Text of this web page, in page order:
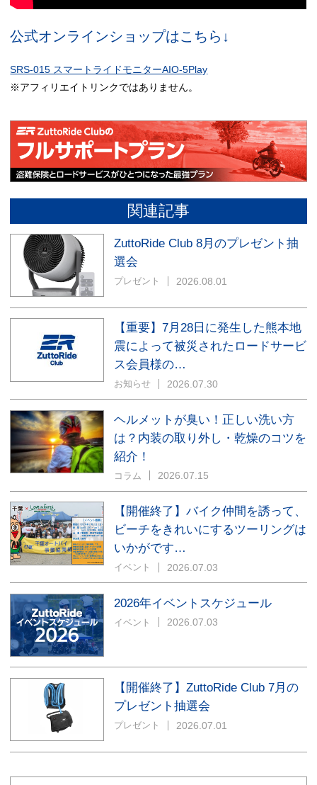
公式オンラインショップはこちら↓
SRS-015 スマートライドモニターAIO-5Play
※アフィリエイトリンクではありません。
関連記事
ZuttoRide Club 8月のプレゼント抽
選会
プレゼント 2026.08.01
【重要】7月28日に発生した熊本地
震によって被災されたロードサービ
ス会員様の…
お知らせ 2026.07.30
ヘルメットが臭い！正しい洗い方
は？内装の取り外し・乾燥のコツを
紹介！
コラム 2026.07.15
【開催終了】バイク仲間を誘って、
ビーチをきれいにするツーリングは
いかがです…
イベント 2026.07.03
2026年イベントスケジュール
イベント 2026.07.03
【開催終了】ZuttoRide Club 7月の
プレゼント抽選会
プレゼント 2026.07.01